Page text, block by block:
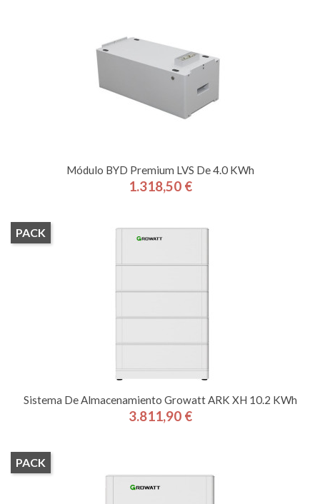
Módulo BYD Premium LVS De 4.0 KWh
Precio
1.318,50 €
Sistema De Almacenamiento Growatt ARK XH 10.2 KWh
Precio
3.811,90 €
PACK
PACK